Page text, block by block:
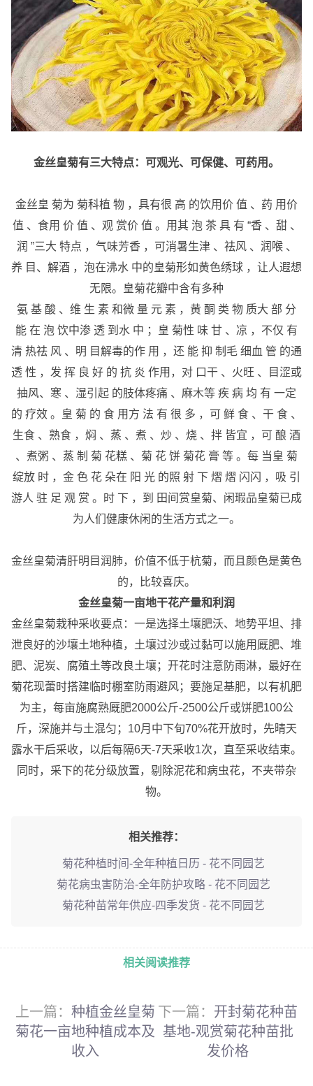
金丝皇菊有三大特点：可观光、可保健、可药用。
金丝皇 菊为 菊科植 物 ，具有很 高 的饮用价 值 、药 用价
值 、食用 价 值 、观 赏价 值 。用其 泡 茶 具 有 “香 、甜 、
润 ”三大 特点 ，气味芳香 ，可消暑生津 、祛风 、润喉 、
养 目、解酒 ，泡在沸水 中的皇菊形如黄色绣球 ，让人遐想
无限。皇菊花瓣中含有多种
氨 基 酸 、维 生 素 和微 量 元 素 ，黄 酮 类 物 质大 部 分
能 在 泡 饮中渗 透 到水 中 ；皇 菊性 味 甘 、凉 ，不仅 有
清 热祛 风 、明 目解毒的作 用 ，还 能 抑 制毛 细血 管 的通
透 性 ，发 挥 良 好 的 抗 炎 作用，对 口干 、火旺 、目涩或
抽风、寒 、湿引起 的肢体疼痛 、麻木等 疾 病 均 有 一定
的 疗效 。皇 菊 的 食 用方 法 有 很 多 ，可 鲜 食 、干 食 、
生食 、熟食 ，焖 、蒸 、煮 、炒 、烧 、拌 皆宜 ，可 酿 酒
、煮粥 、蒸 制 菊 花糕 、菊 花 饼 菊花 膏 等 。每 当皇 菊
绽放 时 ，金 色 花 朵在 阳 光 的照 射 下 熠 熠 闪闪 ，吸 引
游人 驻 足 观 赏 。时 下 ，到 田间赏皇菊、闲瑕品皇菊已成
为人们健康休闲的生活方式之一。
金丝皇菊清肝明目润肺，价值不低于杭菊，而且颜色是黄色
的，比较喜庆。
金丝皇菊一亩地干花产量和利润
金丝皇菊栽种采收要点：一是选择土壤肥沃、地势平坦、排
泄良好的沙壤土地种植，土壤过沙或过黏可以施用厩肥、堆
肥、泥炭、腐殖土等改良土壤；开花时注意防雨淋，最好在
菊花现蕾时搭建临时棚室防雨避风；要施足基肥，以有机肥
为主，每亩施腐熟厩肥2000公斤-2500公斤或饼肥100公
斤，深施并与土混匀；10月中下旬70%花开放时，先晴天
露水干后采收，以后每隔6天-7天采收1次，直至采收结束。
同时，采下的花分级放置，剔除泥花和病虫花，不夹带杂
物。
相关推荐：
菊花种植时间-全年种植日历 - 花不同园艺
菊花病虫害防治-全年防护攻略 - 花不同园艺
菊花种苗常年供应-四季发货 - 花不同园艺
相关阅读推荐
上一篇： 种植金丝皇菊
菊花一亩地种植成本及
收入
下一篇： 开封菊花种苗
基地-观赏菊花种苗批
发价格